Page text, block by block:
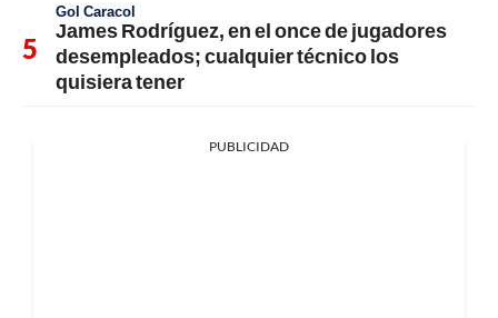
Gol Caracol
James Rodríguez, en el once de jugadores
desempleados; cualquier técnico los
quisiera tener
PUBLICIDAD